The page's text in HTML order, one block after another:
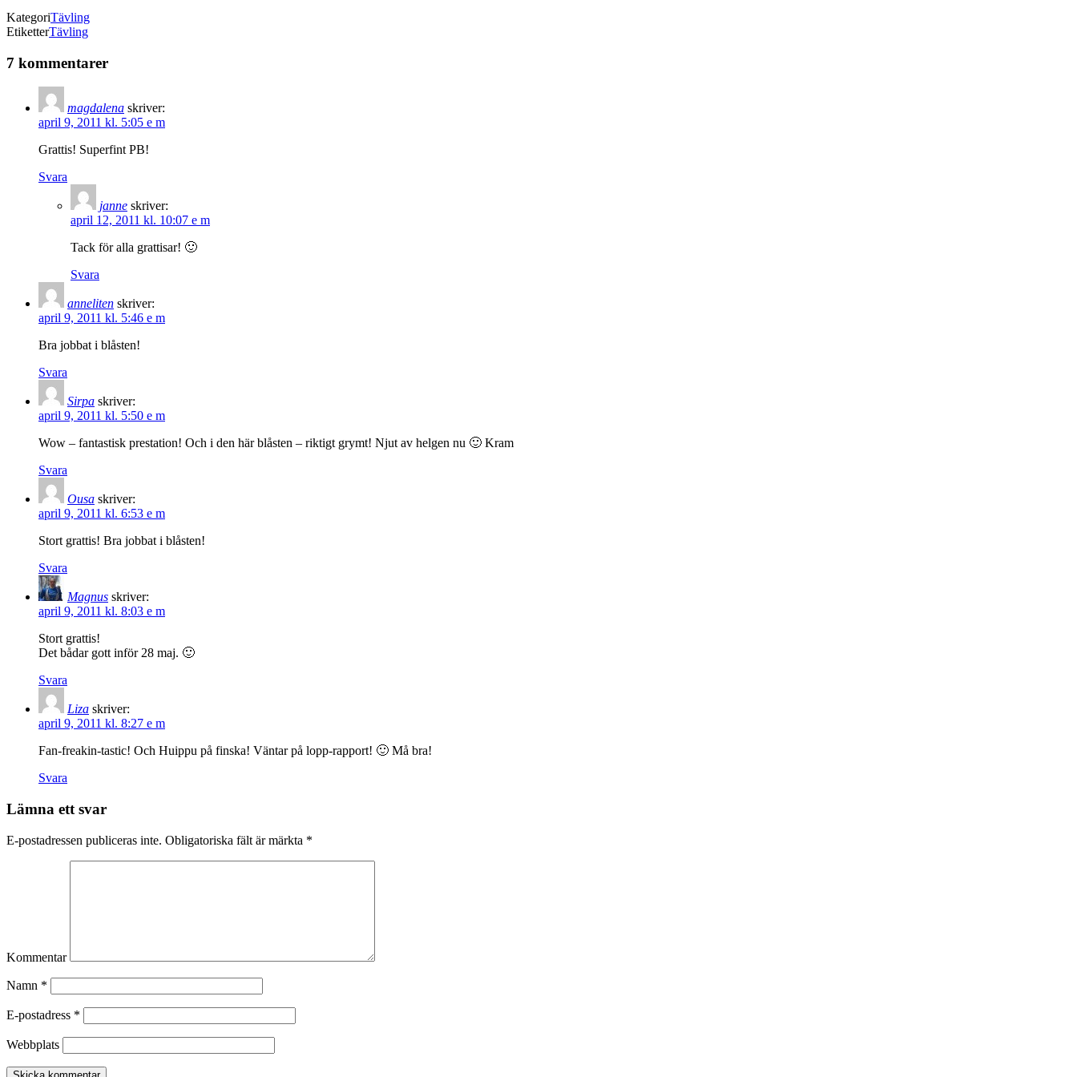
KategoriTävling
EtiketterTävling
7 kommentarer
magdalena skriver:
april 9, 2011 kl. 5:05 e m
Grattis! Superfint PB!
Svara
janne skriver:
april 12, 2011 kl. 10:07 e m
Tack för alla grattisar! 🙂
Svara
anneliten skriver:
april 9, 2011 kl. 5:46 e m
Bra jobbat i blåsten!
Svara
Sirpa skriver:
april 9, 2011 kl. 5:50 e m
Wow – fantastisk prestation! Och i den här blåsten – riktigt grymt! Njut av helgen nu 🙂 Kram
Svara
Ousa skriver:
april 9, 2011 kl. 6:53 e m
Stort grattis! Bra jobbat i blåsten!
Svara
Magnus skriver:
april 9, 2011 kl. 8:03 e m
Stort grattis!
Det bådar gott inför 28 maj. 🙂
Svara
Liza skriver:
april 9, 2011 kl. 8:27 e m
Fan-freakin-tastic! Och Huippu på finska! Väntar på lopp-rapport! 🙂 Må bra!
Svara
Lämna ett svar
E-postadressen publiceras inte. Obligatoriska fält är märkta *
Kommentar
Namn *
E-postadress *
Webbplats